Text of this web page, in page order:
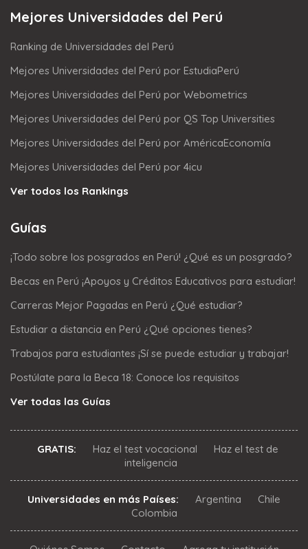
Mejores Universidades del Perú
Ranking de Universidades del Perú
Mejores Universidades del Perú por EstudiaPerú
Mejores Universidades del Perú por Webometrics
Mejores Universidades del Perú por QS Top Universities
Mejores Universidades del Perú por AméricaEconomía
Mejores Universidades del Perú por 4icu
Ver todos los Rankings
Guías
¡Todo sobre los posgrados en Perú! ¿Qué es un posgrado?
Becas en Perú ¡Apoyos y Créditos Educativos para estudiar!
Carreras Mejor Pagadas en Perú ¿Qué estudiar?
Estudiar a distancia en Perú ¿Qué opciones tienes?
Trabajos para estudiantes ¡Sí se puede estudiar y trabajar!
Postúlate para la Beca 18: Conoce los requisitos
Ver todas las Guías
GRATIS: Haz el test vocacional
Haz el test de
inteligencia
Universidades en más Países: Argentina
Chile
Colombia